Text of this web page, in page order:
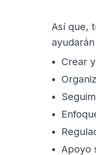
Así que,
Crear
Apoyo